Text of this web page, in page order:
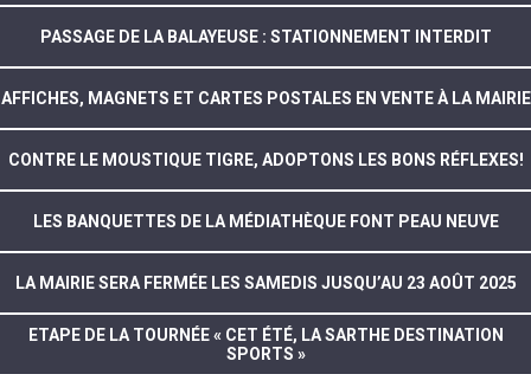
PASSAGE DE LA BALAYEUSE : STATIONNEMENT INTERDIT
AFFICHES, MAGNETS ET CARTES POSTALES EN VENTE À LA MAIRIE
CONTRE LE MOUSTIQUE TIGRE, ADOPTONS LES BONS RÉFLEXES!
LES BANQUETTES DE LA MÉDIATHÈQUE FONT PEAU NEUVE
LA MAIRIE SERA FERMÉE LES SAMEDIS JUSQU’AU 23 AOÛT 2025
ETAPE DE LA TOURNÉE « CET ÉTÉ, LA SARTHE DESTINATION
SPORTS »